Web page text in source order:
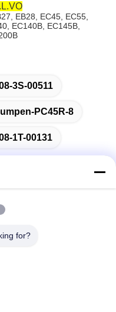
EB28, EC45, EC55,
EC140B, EC145B,
3S-00511
PC45R-8
1T-00131
for?